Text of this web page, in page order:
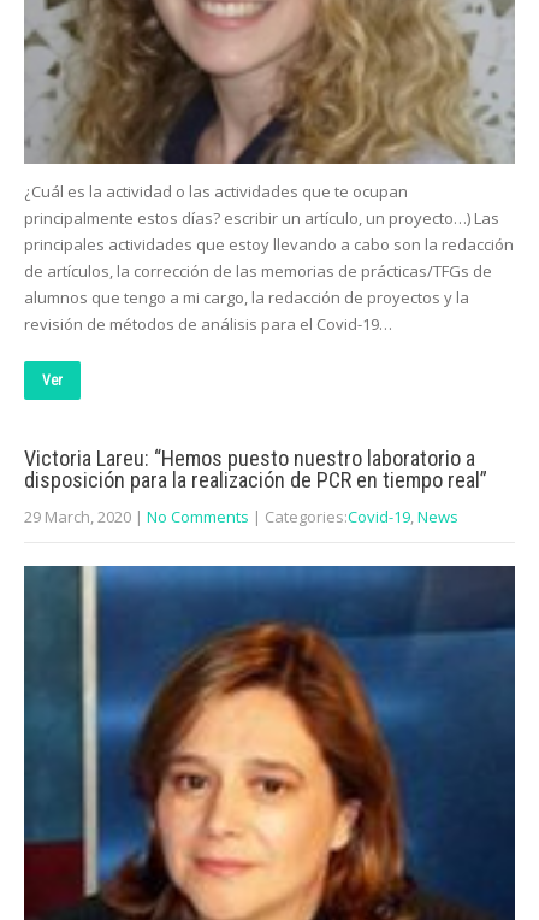
¿Cuál es la actividad o las actividades que te ocupan
principalmente estos días? escribir un artículo, un proyecto…) Las
principales actividades que estoy llevando a cabo son la redacción
de artículos, la corrección de las memorias de prácticas/TFGs de
alumnos que tengo a mi cargo, la redacción de proyectos y la
revisión de métodos de análisis para el Covid-19…
Ver
Victoria Lareu: “Hemos puesto nuestro laboratorio a
disposición para la realización de PCR en tiempo real”
29 March, 2020 | No Comments | Categories:Covid-19,News